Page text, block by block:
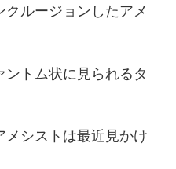
ルージョンしたアメ
トム状に見られるタ
メシストは最近見かけ